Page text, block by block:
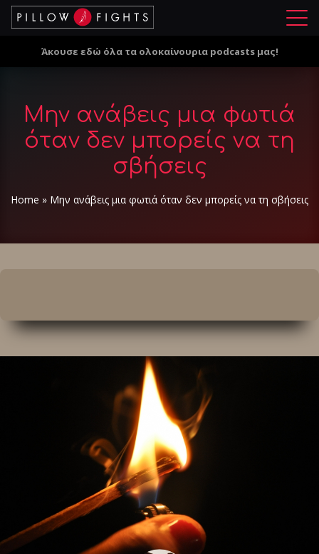
Μ
ο
Άκουσε εδώ όλα τα ολοκαίνουρια podcasts μας!
Mην ανάβεις μια φωτιά
όταν δεν μπορείς να τη
σβήσεις
Home » Mην ανάβεις μια φωτιά όταν δεν μπορείς να τη σβήσεις